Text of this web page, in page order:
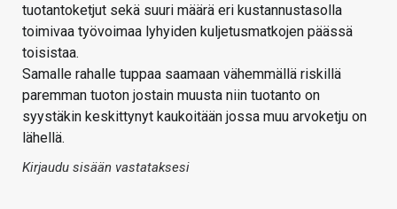
tuotantoketjut sekä suuri määrä eri kustannustasolla
toimivaa työvoimaa lyhyiden kuljetusmatkojen päässä
toisistaa.
Samalle rahalle tuppaa saamaan vähemmällä riskillä
paremman tuoton jostain muusta niin tuotanto on
syystäkin keskittynyt kaukoitään jossa muu arvoketju on
lähellä.
Kirjaudu sisään vastataksesi